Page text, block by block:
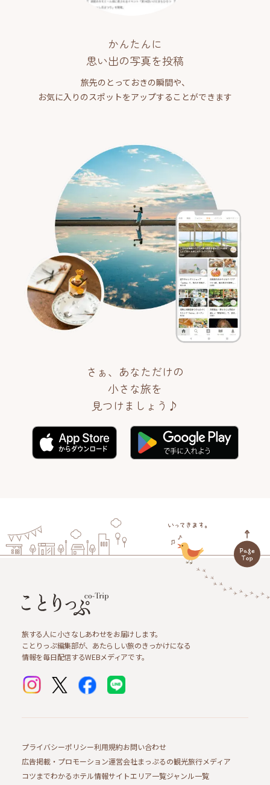
かんたんに
思い出の写真を投稿
旅先のとっておきの瞬間や、
お気に入りのスポットをアップすることができます
さぁ、あなただけの
小さな旅を
見つけましょう♪
旅する人に小さなしあわせをお届けします。
ことりっぷ編集部が、あたらしい旅のきっかけになる
情報を毎日配信するWEBメディアです。
プライバシーポリシー利用規約お問い合わせ
広告掲載・プロモーション運営会社まっぷるの観光旅行メディア
コツまでわかるホテル情報サイトエリア一覧ジャンル一覧